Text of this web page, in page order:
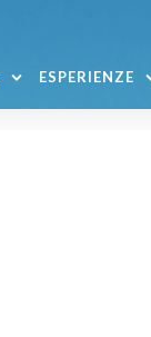
ESPERIENZE